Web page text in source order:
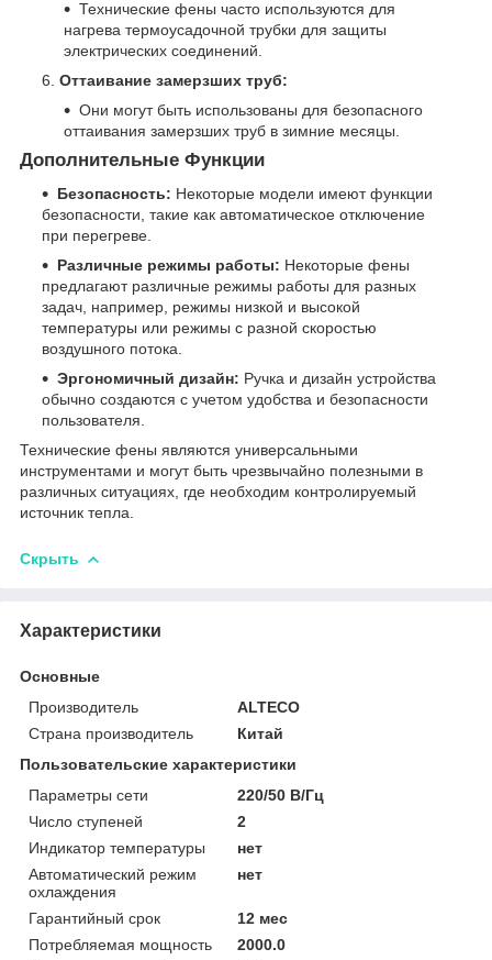
Технические фены часто используются для
нагрева термоусадочной трубки для защиты
электрических соединений.
Оттаивание замерзших труб:
Они могут быть использованы для безопасного
оттаивания замерзших труб в зимние месяцы.
Дополнительные Функции
Безопасность: Некоторые модели имеют функции
безопасности, такие как автоматическое отключение
при перегреве.
Различные режимы работы: Некоторые фены
предлагают различные режимы работы для разных
задач, например, режимы низкой и высокой
температуры или режимы с разной скоростью
воздушного потока.
Эргономичный дизайн: Ручка и дизайн устройства
обычно создаются с учетом удобства и безопасности
пользователя.
Технические фены являются универсальными
инструментами и могут быть чрезвычайно полезными в
различных ситуациях, где необходим контролируемый
источник тепла.
Скрыть
Характеристики
Основные
Производитель
ALTECO
Страна производитель
Китай
Пользовательские характеристики
Параметры сети
220/50 В/Гц
Число ступеней
2
Индикатор температуры
нет
Автоматический режим
охлаждения
нет
Гарантийный срок
12 мес
Потребляемая мощность
2000.0